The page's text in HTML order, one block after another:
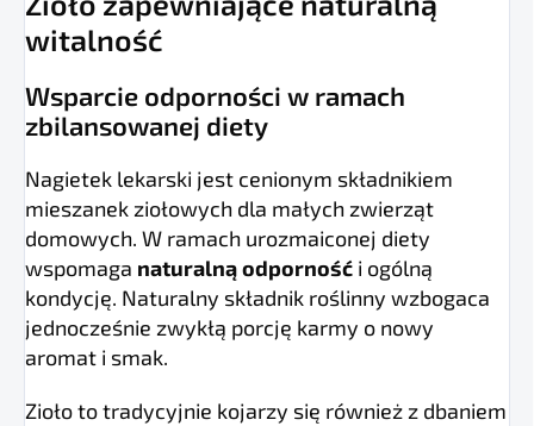
witalność
Wsparcie odporności w ramach
zbilansowanej diety
Nagietek lekarski jest cenionym składnikiem
mieszanek ziołowych dla małych zwierząt
domowych. W ramach urozmaiconej diety
wspomaga naturalną odporność i ogólną
kondycję. Naturalny składnik roślinny wzbogaca
jednocześnie zwykłą porcję karmy o nowy
aromat i smak.
Zioło to tradycyjnie kojarzy się również z dbaniem